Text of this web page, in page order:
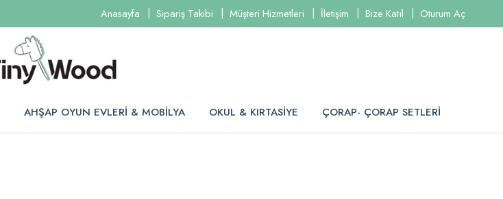
Anasayfa Sipariş Takibi Müşteri Hizmetleri İletişim Bize Katıl Oturum Aç
AHŞAP OYUN EVLERİ & MOBİLYA OKUL & KIRTASİYE ÇORAP- ÇORAP SETLERİ